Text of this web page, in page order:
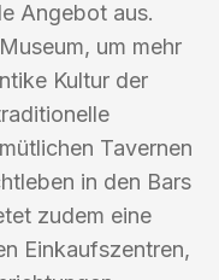
Angebot aus.
um mehr
Kultur der
Tavernen
in den Bars
zudem eine
Einkaufszentren,